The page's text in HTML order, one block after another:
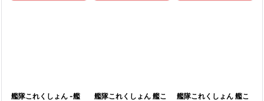
艦隊これくしょん -艦
艦隊これくしょん 艦こ
艦隊これくしょん 艦こ